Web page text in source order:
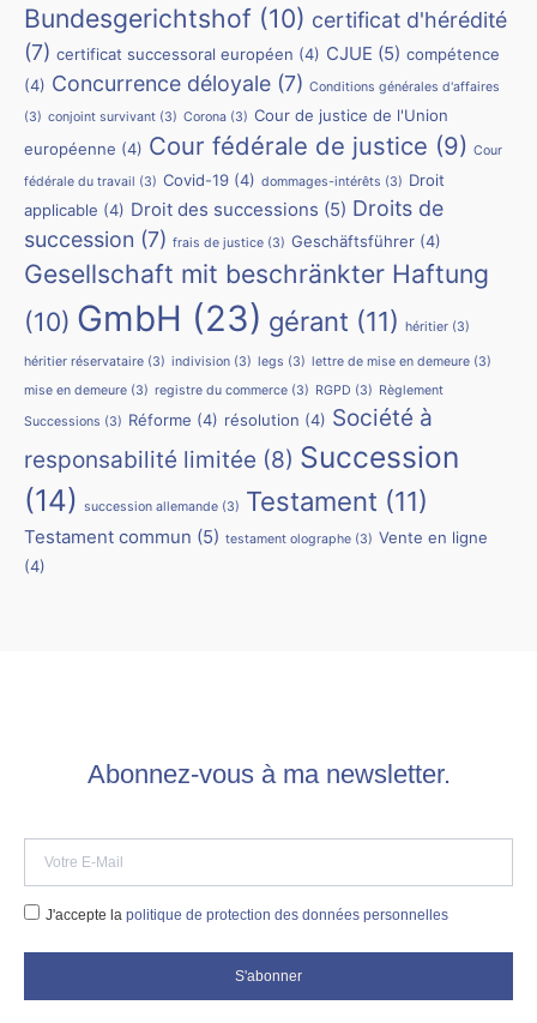
Bundesgerichtshof (10) certificat d'hérédité
(7) certificat successoral européen (4) CJUE (5) compétence
(4) Concurrence déloyale (7) Conditions générales d'affaires
(3) conjoint survivant (3) Corona (3) Cour de justice de l'Union
européenne (4) Cour fédérale de justice (9) Cour
fédérale du travail (3) Covid-19 (4) dommages-intérêts (3) Droit
applicable (4) Droit des successions (5) Droits de
succession (7) frais de justice (3) Geschäftsführer (4)
Gesellschaft mit beschränkter Haftung
(10) GmbH (23) gérant (11) héritier (3)
héritier réservataire (3) indivision (3) legs (3) lettre de mise en demeure (3)
mise en demeure (3) registre du commerce (3) RGPD (3) Règlement
Successions (3) Réforme (4) résolution (4) Société à
responsabilité limitée (8) Succession
(14) succession allemande (3) Testament (11)
Testament commun (5) testament olographe (3) Vente en ligne
(4)
Abonnez-vous à ma newsletter.
J'accepte la politique de protection des données personnelles
S'abonner